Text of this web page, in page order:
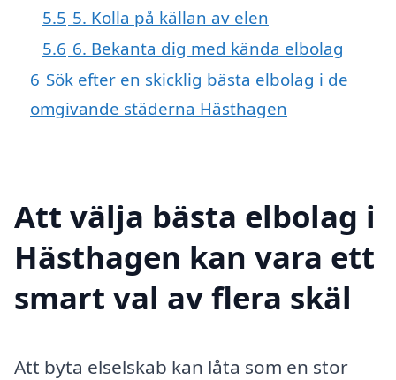
5.5 5. Kolla på källan av elen
5.6 6. Bekanta dig med kända elbolag
6 Sök efter en skicklig bästa elbolag i de
omgivande städerna Hästhagen
Att välja bästa elbolag i
Hästhagen kan vara ett
smart val av flera skäl
Att byta elselskab kan låta som en stor